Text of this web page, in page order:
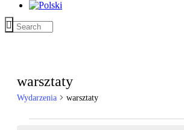
warsztaty
Wydarzenia warsztaty